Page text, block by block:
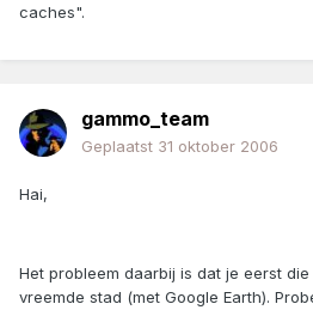
caches".
gammo_team
Geplaatst 31 oktober 2006
Hai,
Het probleem daarbij is dat je eerst
vreemde stad (met Google Earth).